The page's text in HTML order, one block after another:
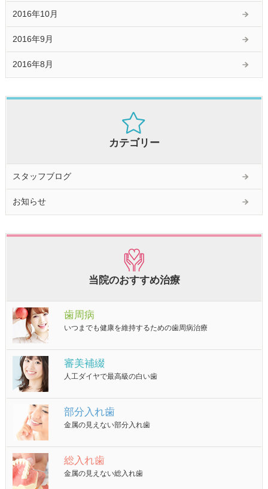
2016年10月
2016年9月
2016年8月
カテゴリー
スタッフブログ
お知らせ
当院のおすすめ治療
歯周病
いつまでも健康を維持するための歯周病治療
審美補綴
人工ダイヤで最高級の白い歯
部分入れ歯
金属の見えない部分入れ歯
総入れ歯
金属の見えない総入れ歯